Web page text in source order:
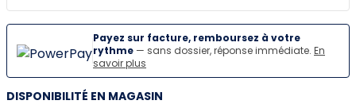
Payez sur facture, remboursez à votre
rythme — sans dossier, réponse immédiate. En
savoir plus
DISPONIBILITÉ EN MAGASIN